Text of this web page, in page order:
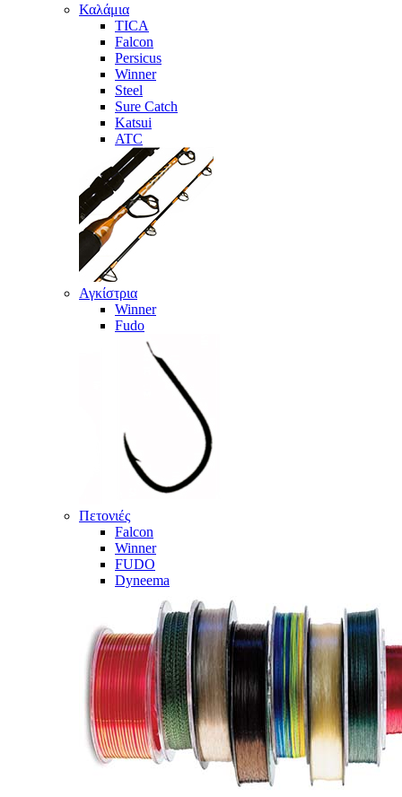
Καλάμια
TICA
Falcon
Persicus
Winner
Steel
Sure Catch
Katsui
ATC
Αγκίστρια
Winner
Fudo
Πετονιές
Falcon
Winner
FUDO
Dyneema